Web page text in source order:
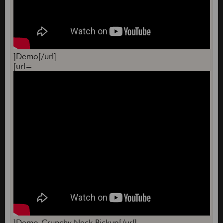
]Demo[/url]
[url=